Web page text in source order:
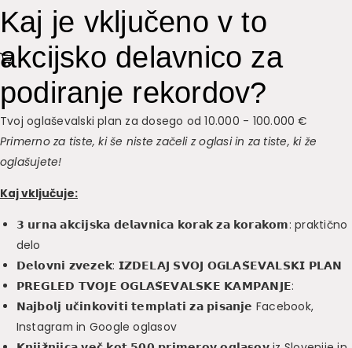
Kaj je vključeno v to
akcijsko delavnico za
podiranje rekordov?
Tvoj oglaševalski plan za dosego od 10.000 - 100.000 €
Primerno za tiste, ki še niste začeli z oglasi in za tiste, ki že
oglašujete!
Kaj vključuje:
𝟯 𝘂𝗿𝗻𝗮 𝗮𝗸𝗰𝗶𝗷𝘀𝗸𝗮 𝗱𝗲𝗹𝗮𝘃𝗻𝗶𝗰𝗮 𝗸𝗼𝗿𝗮𝗸 𝘇𝗮 𝗸𝗼𝗿𝗮𝗸𝗼𝗺: praktično
delo
𝗗𝗲𝗹𝗼𝘃𝗻𝗶 𝘇𝘃𝗲𝘇𝗲𝗸: 𝗜𝗭𝗗𝗘𝗟𝗔𝗝 𝗦𝗩𝗢𝗝 𝗢𝗚𝗟𝗔𝗦̌𝗘𝗩𝗔𝗟𝗦𝗞𝗜 𝗣𝗟𝗔𝗡
𝗣𝗥𝗘𝗚𝗟𝗘𝗗 𝗧𝗩𝗢𝗝𝗘 𝗢𝗚𝗟𝗔𝗦̌𝗘𝗩𝗔𝗟𝗦𝗞𝗘 𝗞𝗔𝗠𝗣𝗔𝗡𝗝𝗘:
𝗡𝗮𝗷𝗯𝗼𝗹𝗷 𝘂𝗰̌𝗶𝗻𝗸𝗼𝘃𝗶𝘁𝗶 𝘁𝗲𝗺𝗽𝗹𝗮𝘁𝗶 𝘇𝗮 𝗽𝗶𝘀𝗮𝗻𝗷𝗲 Facebook,
Instagram in Google oglasov